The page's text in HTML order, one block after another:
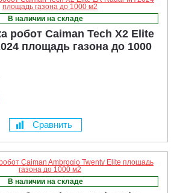
В наличии на складе
робот Caiman Tech X2 Elite
площадь газона до 1000
Сравнить
В наличии на складе